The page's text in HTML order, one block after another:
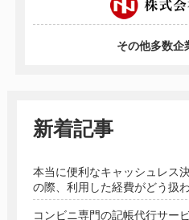
その他多数企
新着記事
本当に便利なキャッシュレス
の際、利用した経費がどう扱
コンビニ専門の記帳代行サー